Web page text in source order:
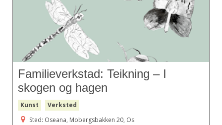
Familieverkstad: Teikning – I
skogen og hagen
Kunst
Verksted
Sted: Oseana, Mobergsbakken 20, Os